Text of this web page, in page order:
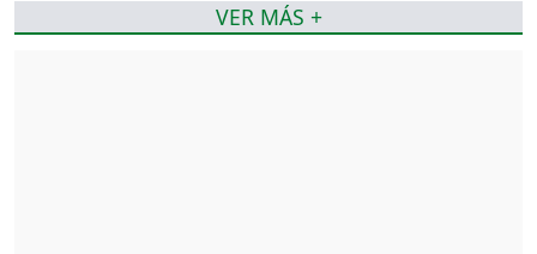
VER MÁS +